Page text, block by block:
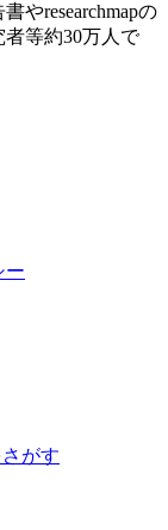
やresearchmapの
等約30万人で
ー
がす